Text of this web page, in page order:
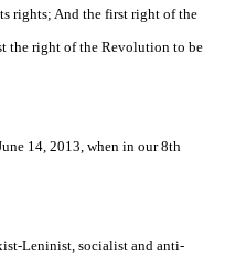
rights; And the first right of the
the right of the Revolution to be
14, 2013, when in our 8th
Leninist, socialist and anti-